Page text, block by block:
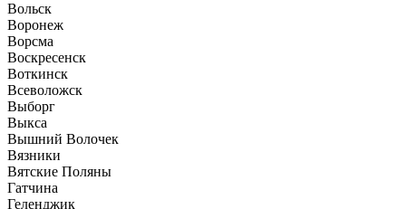
Вольск
Воронеж
Ворсма
Воскресенск
Воткинск
Всеволожск
Выборг
Выкса
Вышний Волочек
Вязники
Вятские Поляны
Гатчина
Геленджик